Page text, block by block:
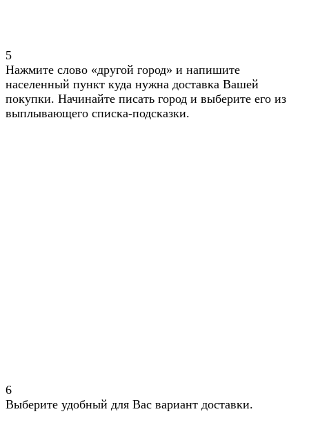
5
Нажмите слово «другой город» и напишите
населенный пункт куда нужна доставка Вашей
покупки. Начинайте писать город и выберите его из
выплывающего списка-подсказки.
6
Выберите удобный для Вас вариант доставки.